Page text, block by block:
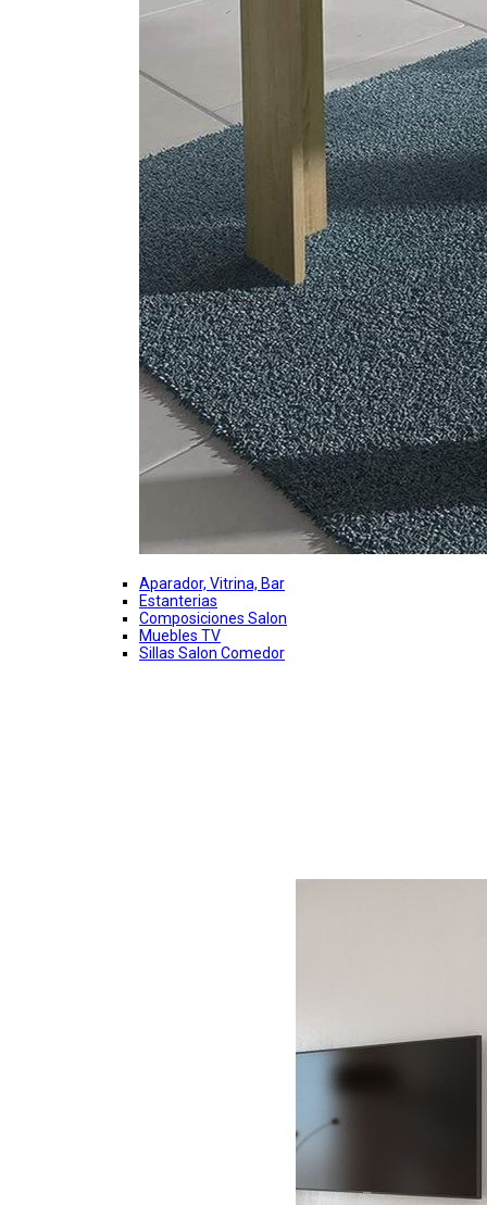
Aparador, Vitrina, Bar
Estanterias
Composiciones Salon
Muebles TV
Sillas Salon Comedor